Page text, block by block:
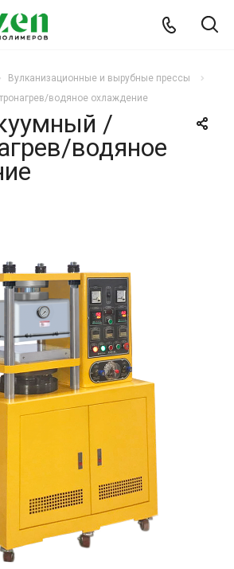
Вулканизационные и вырубные прессы
водяное охлаждение
/
водяное